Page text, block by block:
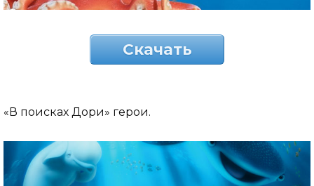
Скачать
«В поисках Дори» герои.